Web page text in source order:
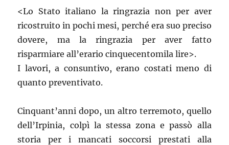
<Lo Stato italiano la ringrazia non per aver
ricostruito in pochi mesi, perché era suo preciso
dovere, ma la ringrazia per aver fatto
risparmiare all’erario cinquecentomila lire>.
I lavori, a consuntivo, erano costati meno di
quanto preventivato.
Cinquant’anni dopo, un altro terremoto, quello
dell’Irpinia, colpì la stessa zona e passò alla
storia per i mancati soccorsi prestati alla